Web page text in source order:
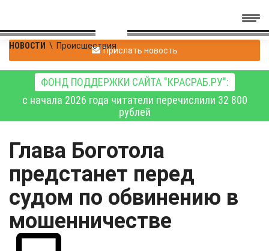
НОВОСТИ \ ПроисшествияПрислать новость
ФОНД ПОДДЕРЖКИ САЙТА "КРАСРАБ.РУ":
с начала 2026 года читатели перечислили 32 800
рублей
Глава Боготола
предстанет перед
судом по обвинению в
мошенничестве